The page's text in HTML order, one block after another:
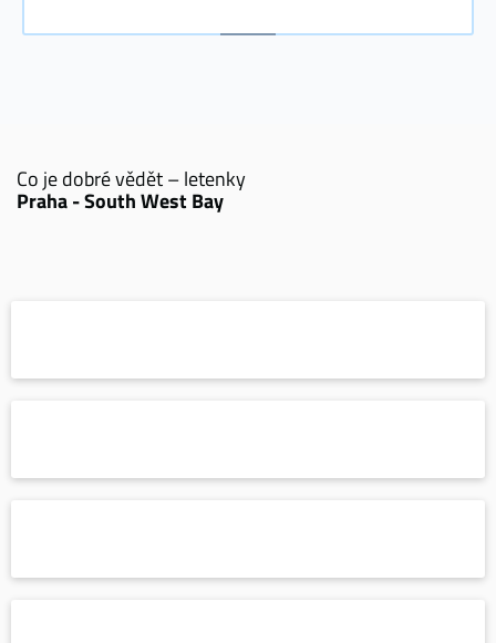
Co je dobré vědět – letenky
Praha - South West Bay